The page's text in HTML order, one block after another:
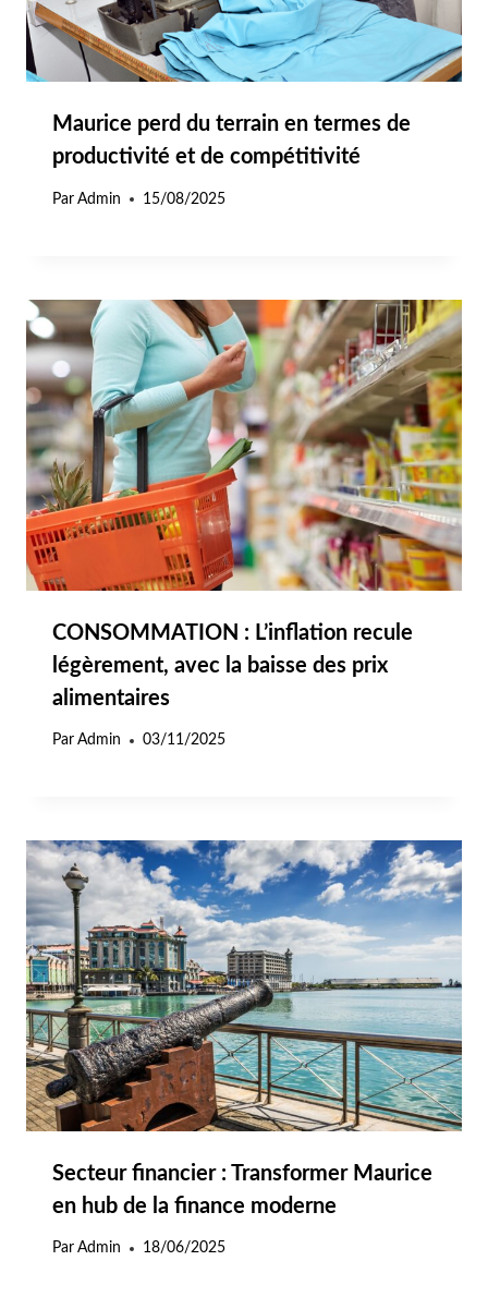
Maurice perd du terrain en termes de
productivité et de compétitivité
Par Admin 15/08/2025
CONSOMMATION : L’inflation recule
légèrement, avec la baisse des prix
alimentaires
Par Admin 03/11/2025
Secteur financier : Transformer Maurice
en hub de la finance moderne
Par Admin 18/06/2025